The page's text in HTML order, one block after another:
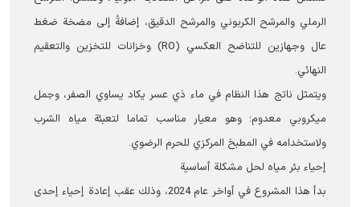
الرملي والمرشح الكربوني والمرشح الدقيق، إضافةً إلى مضخة ضغط
عال وجهازين للتناضح العكسي (RO) وخزانات للتخزين والتعقيم
النهائي.
ويتمثل ناتج هذا النظام في ماء ذي عسر يكاد يساوي الصفر، وحِمل
ميكروبي معدوم؛ وهو معيار مناسب تماما لتعبئة مياه الشرب
ولاستخدامه في المطبخ المركزي للحرم الرضوي.
إحياء بئر مياه لحل مشكلة أساسية
بدأ هذا المشروع في أواخر عام 2024، وذلك عقب إعادة إحياء إحدى